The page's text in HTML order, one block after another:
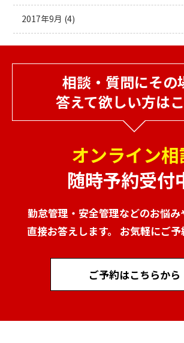
2017年9月 (4)
相談・質問にその
答えて欲しい方は
オンライン相
随時予約受付
勤怠管理・安全管理などのお悩み
直接お答えします。 お気軽にご予
ご予約はこちらから